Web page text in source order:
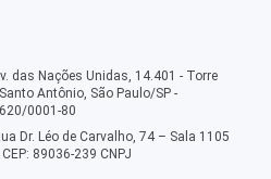
das Nações Unidas, 14.401 - Torre
Antônio, São Paulo/SP -
0001-80
Dr. Léo de Carvalho, 74 – Sala 1105
89036-239 CNPJ